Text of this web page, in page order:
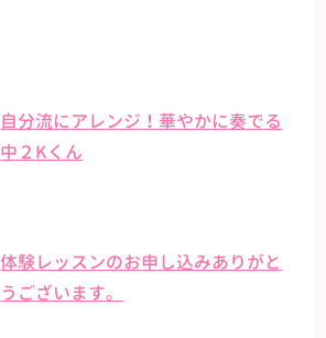
自分流にアレンジ！華やかに奏でる
中２Kくん
体験レッスンのお申し込みありがと
うございます。